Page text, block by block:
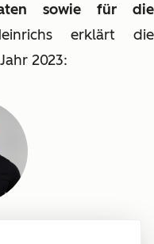
sowie für die
erklärt die
2023: